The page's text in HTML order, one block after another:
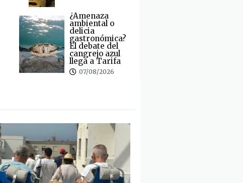
¿Amenaza
ambiental o
delicia
gastronómica?
El debate del
cangrejo azul
llega a Tarifa
07/08/2026